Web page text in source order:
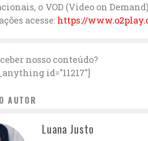
o VOD (Video on
acesse: https://
nosso conteúdo?
id="11217"]
AUTOR
Luana Justo